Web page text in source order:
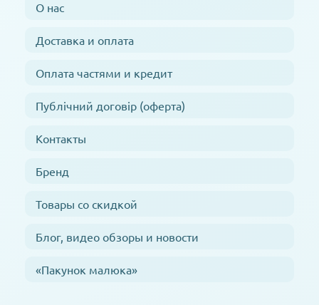
О нас
Доставка и оплата
Оплата частями и кредит
Публічний договір (оферта)
Контакты
Бренд
Товары со скидкой
Блог, видео обзоры и новости
«Пакунок малюка»